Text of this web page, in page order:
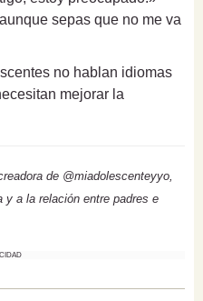
sepas que no me va
no hablan idiomas
mejorar la
de @miadolescenteyyo,
y a la relación entre padres e